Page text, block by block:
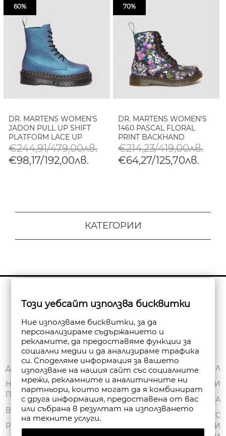
60%
DR. MARTENS WOMEN'S
JADON PULL UP SHIFT
PLATFORM LACE UP
BOOTS
€244,91/479,00лв.
€98,17/192,00лв.
70%
DR. MARTENS WOMEN'S
1460 PASCAL FLORAL
PRINT BACKHAND
LEATHER BOOTS
€214,23/419,00лв.
€64,27/125,70лв.
КАТЕГОРИИ
Абониране
ДОСТАВКА
НАЧИНИ НА
ПЛАЩАНЕ
ВРЪЩАНЕ
РЕКЛАМАЦИИ
ЗА НАС
ОБЩИ УСЛОВИЯ
ПОЛИТИКА ЗА
ПОВЕРИТЕЛНОСТ
FAN POINT CLUB
МОЯТ ПРОФИЛ
ПОРЪЧКИ
ЧАНТА
СПИСЪК С
ЖЕЛАНИ
Този уебсайт използва бисквитки
Ние използваме бисквитки, за да
персонализираме съдържанието и
рекламите, да предоставяме функции за
социални медии и да анализираме трафика
си. Споделяме информация за вашето
използване на нашия сайт със социалните
мрежи, рекламните и аналитичните ни
партньори, които могат да я комбинират
с друга информация, предоставена от вас
или събрана в резултат на използването
на техните услуги.